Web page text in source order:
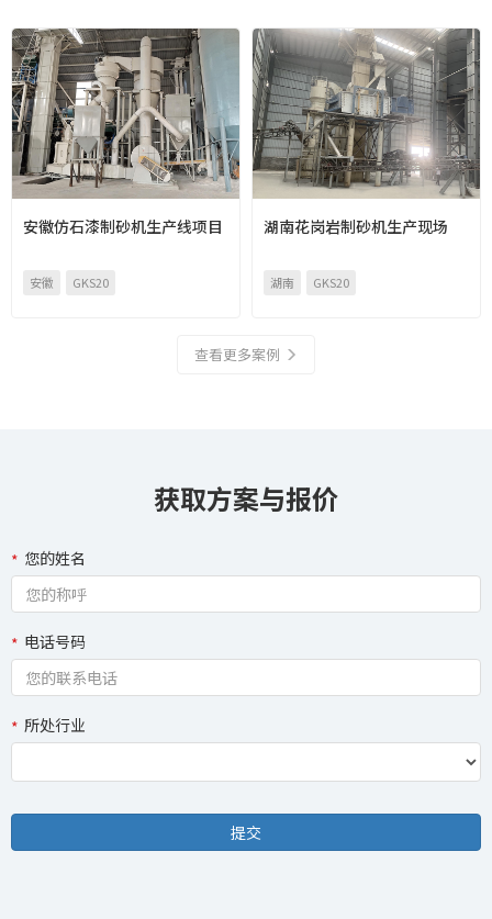
安徽仿石漆制砂机生产线项目
安徽 GKS20
湖南花岗岩制砂机生产现场
湖南 GKS20
查看更多案例
获取方案与报价
您的姓名
电话号码
所处行业